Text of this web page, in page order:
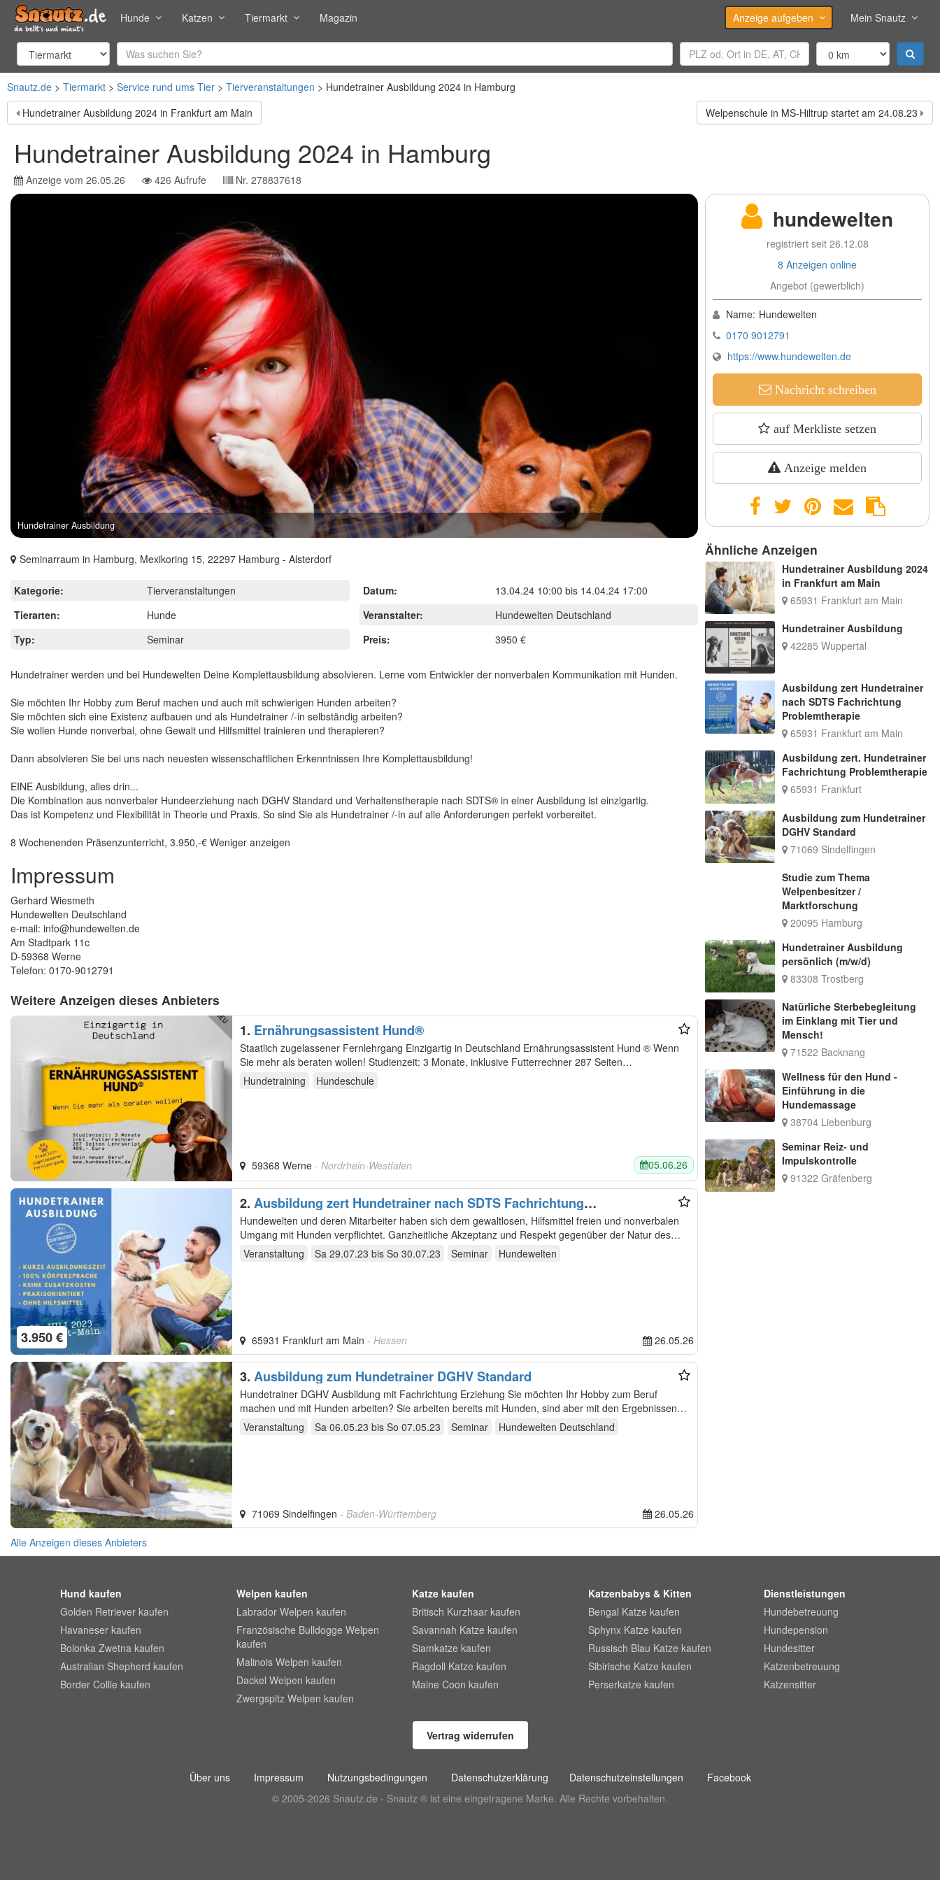
Hunde Katzen Tiermarkt Magazin Anzeige aufgeben Mein Snautz
Snautz.de Tiermarkt Service rund ums Tier Tierveranstaltungen
Hundetrainer Ausbildung 2024 in Hamburg
Hundetrainer Ausbildung 2024 in Frankfurt am Main
Welpenschule in MS-Hiltrup startet am 24.08.23
Hundetrainer Ausbildung 2024 in Hamburg
Anzeige vom 26.05.26 426 Aufrufe Nr. 278837618
Hundetrainer Ausbildung
Seminarraum in Hamburg, Mexikoring 15, 22297 Hamburg - Alsterdorf
Kategorie:
Tierveranstaltungen
Tierarten:
Hunde
Typ:
Seminar
Datum: 13.04.24 10:00 bis 14.04.24 17:00
Veranstalter:
Hundewelten Deutschland
Preis:
3950 €
Hundetrainer werden und bei Hundewelten Deine Komplettausbildung absolvieren. Lerne vom Entwickler der nonverbalen Kommunikation mit Hunden.
Sie möchten Ihr Hobby zum Beruf machen und auch mit schwierigen Hunden arbeiten?
Sie möchten sich eine Existenz aufbauen und als Hundetrainer /-in selbständig arbeiten?
Sie wollen Hunde nonverbal, ohne Gewalt und Hilfsmittel trainieren und therapieren?
Dann absolvieren Sie bei uns nach neuesten wissenschaftlichen Erkenntnissen Ihre Komplettausbildung!
EINE Ausbildung, alles drin...
Die Kombination aus nonverbaler Hundeerziehung nach DGHV Standard und Verhaltenstherapie nach SDTS® in einer Ausbildung ist einzigartig.
Das ist Kompetenz und Flexibilität in Theorie und Praxis. So sind Sie als Hundetrainer /-in auf alle Anforderungen perfekt vorbereitet.
8 Wochenenden Präsenzunterricht, 3.950,-€ Weniger anzeigen
Impressum
Gerhard Wiesmeth
Hundewelten Deutschland
e-mail: info@hundewelten.de
Am Stadtpark 11c
D-59368 Werne
Telefon: 0170-9012791
Weitere Anzeigen dieses Anbieters
1. Ernährungsassistent Hund®
Staatlich zugelassener Fernlehrgang Einzigartig in Deutschland Ernährungsassistent Hund ® Wenn
Sie mehr als beraten wollen! Studienzeit: 3 Monate, inklusive Futterrechner 287 Seiten…
Hundetraining
Hundeschule
59368 Werne - Nordrhein-Westfalen 05.06.26
2. Ausbildung zert Hundetrainer nach SDTS Fachrichtung
Problemtherapie
3.950 €
Hundewelten und deren Mitarbeiter haben sich dem gewaltlosen, Hilfsmittel freien und nonverbalen
Umgang mit Hunden verpflichtet. Ganzheitliche Akzeptanz und Respekt gegenüber der Natur des
Hund…
Veranstaltung Sa 29.07.23 bis So 30.07.23 Seminar Hundewelten
65931 Frankfurt am Main - Hessen 26.05.26
3. Ausbildung zum Hundetrainer DGHV Standard
Hundetrainer DGHV Ausbildung mit Fachrichtung Erziehung Sie möchten Ihr Hobby zum Beruf
machen und mit Hunden arbeiten? Sie arbeiten bereits mit Hunden, sind aber mit den Ergebnissen
nicht…
Veranstaltung Sa 06.05.23 bis So 07.05.23 Seminar Hundewelten Deutschland
71069 Sindelfingen - Baden-Württemberg 26.05.26
Alle Anzeigen dieses Anbieters
hundewelten
registriert seit 26.12.08
8 Anzeigen online
Angebot (gewerblich)
Name: Hundewelten
0170 9012791
https://www.hundewelten.de
Nachricht schreiben
auf Merkliste setzen
Anzeige melden
Ähnliche Anzeigen
Hundetrainer Ausbildung 2024
in Frankfurt am Main
65931 Frankfurt am Main
Hundetrainer Ausbildung
42285 Wuppertal
Ausbildung zert Hundetrainer
nach SDTS Fachrichtung
Problemtherapie
65931 Frankfurt am Main
Ausbildung zert. Hundetrainer
Fachrichtung Problemtherapie
65931 Frankfurt
Ausbildung zum Hundetrainer
DGHV Standard
71069 Sindelfingen
Studie zum Thema
Welpenbesitzer /
Marktforschung
20095 Hamburg
Hundetrainer Ausbildung
persönlich (m/w/d)
83308 Trostberg
Natürliche Sterbebegleitung
im Einklang mit Tier und
Mensch!
71522 Backnang
Wellness für den Hund -
Einführung in die
Hundemassage
38704 Liebenburg
Seminar Reiz- und
Impulskontrolle
91322 Gräfenberg
Hund kaufen
Golden Retriever kaufen
Havaneser kaufen
Bolonka Zwetna kaufen
Australian Shepherd kaufen
Border Collie kaufen
Welpen kaufen
Labrador Welpen kaufen
Französische Bulldogge Welpen
kaufen
Malinois Welpen kaufen
Dackel Welpen kaufen
Zwergspitz Welpen kaufen
Katze kaufen
Britisch Kurzhaar kaufen
Savannah Katze kaufen
Siamkatze kaufen
Ragdoll Katze kaufen
Maine Coon kaufen
Katzenbabys & Kitten
Bengal Katze kaufen
Sphynx Katze kaufen
Russisch Blau Katze kaufen
Sibirische Katze kaufen
Perserkatze kaufen
Dienstleistungen
Hundebetreuung
Hundepension
Hundesitter
Katzenbetreuung
Katzensitter
Vertrag widerrufen
Über uns Impressum Nutzungsbedingungen Datenschutzerklärung Datenschutzeinstellungen
Facebook
© 2005-2026 Snautz.de - Snautz ® ist eine eingetragene Marke. Alle Rechte vorbehalten.